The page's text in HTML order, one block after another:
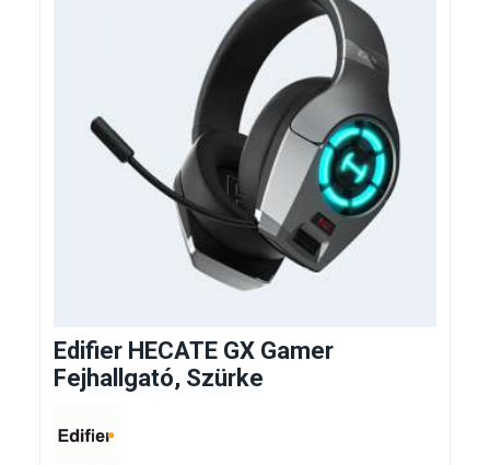
Edifier HECATE GX Gamer
Fejhallgató, Szürke